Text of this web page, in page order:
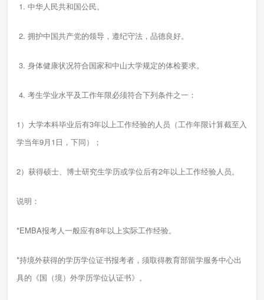
1. 中华人民共和国公民。
2. 拥护中国共产党的领导，遵纪守法，品德良好。
3. 身体健康状况符合国家和中山大学规定的体检要求。
4. 考生学业水平及工作年限必须符合下列条件之一：
1）大学本科毕业后有3年以上工作经验的人员（工作年限计算截至入
学当年9月1日，下同）；
2）获得硕士、博士研究生学历或学位后有2年以上工作经验人员。
说明：
*EMBA报考人一般应有8年以上实际工作经验。
*持境外获得的学历学位证书报考者，须取得教育部留学服务中心出
具的《国（境）外学历学位认证书》。